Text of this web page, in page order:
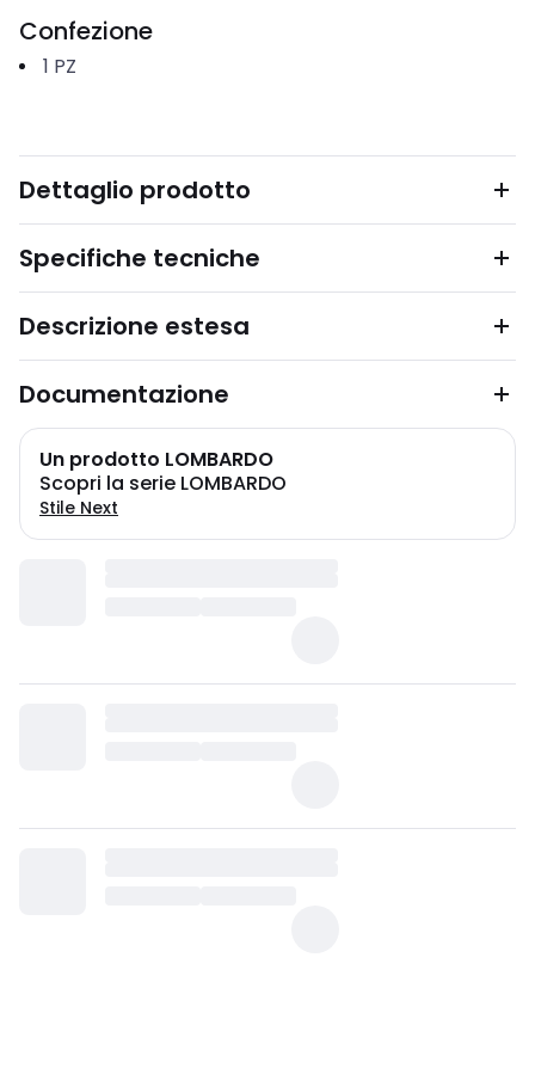
Confezione
1 PZ
Dettaglio prodotto
Specifiche tecniche
Descrizione estesa
Documentazione
Un prodotto LOMBARDO
Scopri la serie LOMBARDO
Stile Next